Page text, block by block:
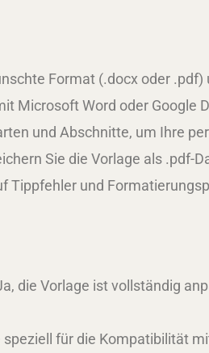
Format (.docx oder
Microsoft Word oder
und Abschnitte, um Ihre
Sie die Vorlage als .pdf-
Tippfehler und
die Vorlage ist vollständig
speziell für die Kompatibilität